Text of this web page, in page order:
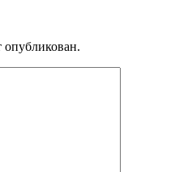
опубликован.